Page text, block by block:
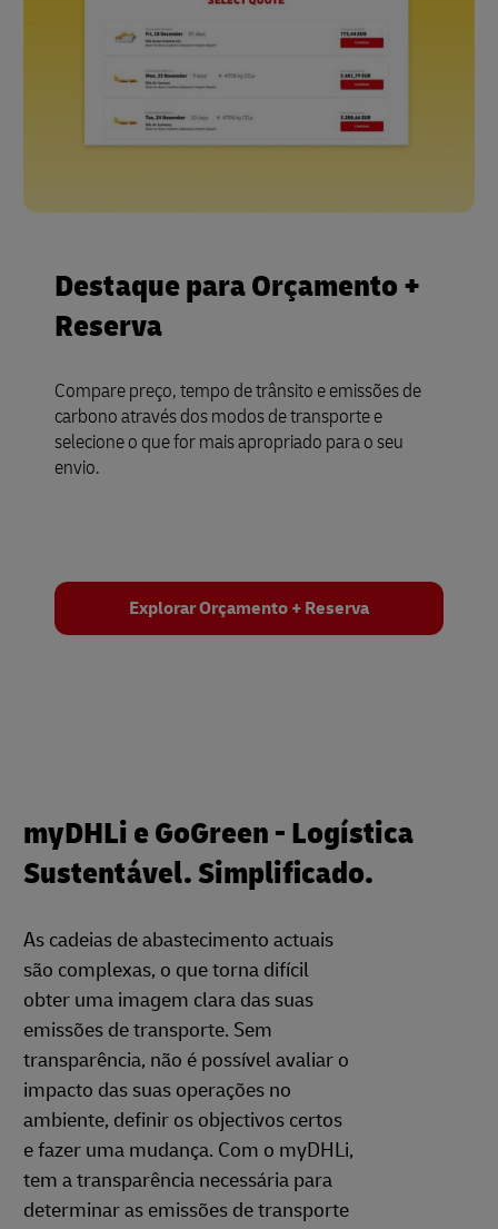
Destaque para Orçamento +
Reserva
Compare preço, tempo de trânsito e emissões de
carbono através dos modos de transporte e
selecione o que for mais apropriado para o seu
envio.
Explorar Orçamento + Reserva
myDHLi e GoGreen - Logística
Sustentável. Simplificado.
As cadeias de abastecimento actuais
são complexas, o que torna difícil
obter uma imagem clara das suas
emissões de transporte. Sem
transparência, não é possível avaliar o
impacto das suas operações no
ambiente, definir os objectivos certos
e fazer uma mudança. Com o myDHLi,
tem a transparência necessária para
determinar as emissões de transporte